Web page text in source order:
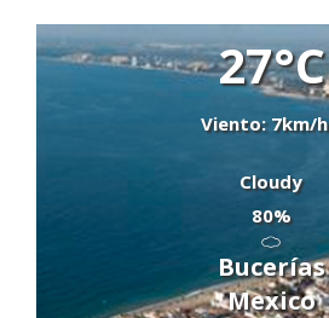
27°C
Viento: 7km/h
Cloudy
80%
Bucerías
Mexico